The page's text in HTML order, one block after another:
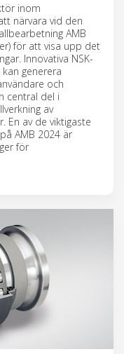
inom
närvara vid den
AMB
för att visa upp det
Innovativa NSK-
generera
och
central del i
av
En av de viktigaste
AMB 2024 är
för